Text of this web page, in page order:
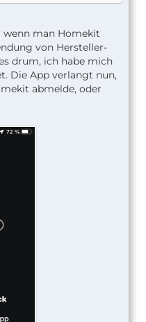
man Homekit
von Hersteller-
drum, ich habe mich
Die App verlangt nun,
abmelde, oder